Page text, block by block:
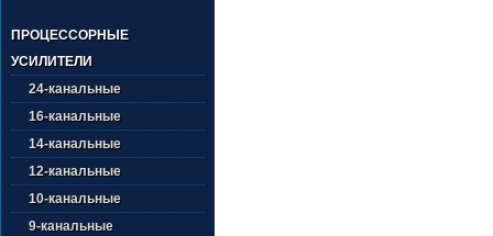
ПРОЦЕССОРНЫЕ
УСИЛИТЕЛИ
24-канальные
16-канальные
14-канальные
12-канальные
10-канальные
9-канальные